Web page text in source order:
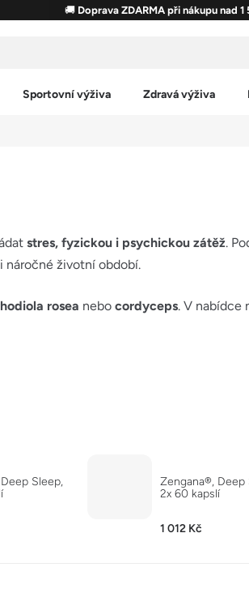
🚚 Doprava ZDARMA při nákupu nad 1
Sportovní výživa Zdravá výživa
stres, fyzickou i psychickou zátěž.
náročné životní období.
rosea nebo cordyceps. V nabídce
Sleep,
Zengana®, Deep
2x 60 kapslí
1 012 Kč